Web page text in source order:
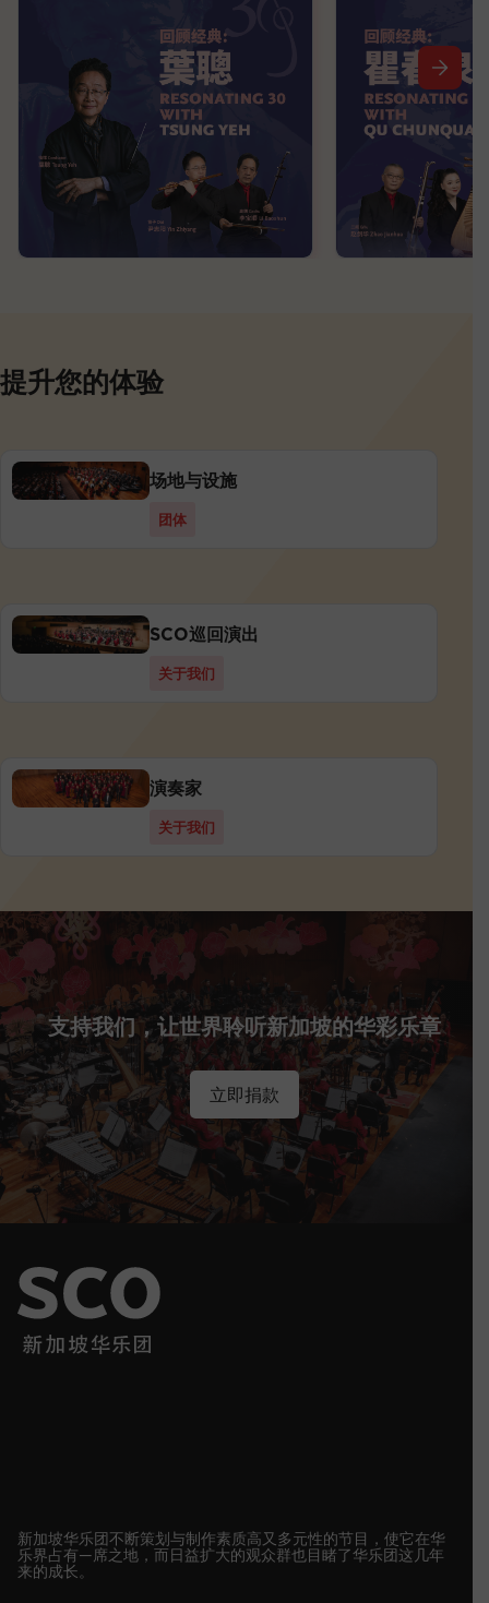
提升您的体验
场地与设施
团体
SCO巡回演出
关于我们
演奏家
关于我们
支持我们，让世界聆听新加坡的华彩乐章
立即捐款
新加坡华乐团不断策划与制作素质高又多元性的节目，使它在华
乐界占有—席之地，而日益扩大的观众群也目睹了华乐团这几年
来的成长。